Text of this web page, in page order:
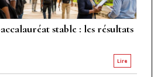
stable : les résultats
Lire